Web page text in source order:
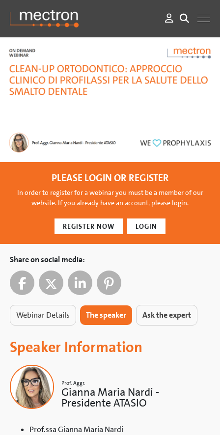
PLEASE LOGIN OR REGISTER
In order to register for a webinar you must be a member of our
website. If you already have an account, please login.
REGISTER NOW LOGIN
Speaker Information
Prof. Aggr.
Gianna Maria Nardi -
Presidente ATASIO
Prof.ssa Gianna Maria Nardi
Share on social media:
Webinar Details The speaker Ask the expert